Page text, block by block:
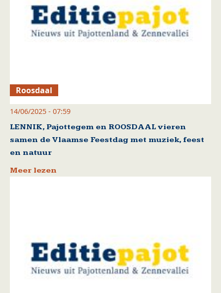
Roosdaal
14/06/2025 - 07:59
LENNIK, Pajottegem en ROOSDAAL vieren
samen de Vlaamse Feestdag met muziek, feest
en natuur
Meer lezen